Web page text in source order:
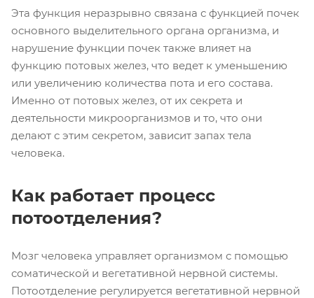
Эта функция неразрывно связана с функцией почек
основного выделительного органа организма, и
нарушение функции почек также влияет на
функцию потовых желез, что ведет к уменьшению
или увеличению количества пота и его состава.
Именно от потовых желез, от их секрета и
деятельности микроорганизмов и то, что они
делают с этим секретом, зависит запах тела
человека.
Как работает процесс
потоотделения?
Мозг человека управляет организмом с помощью
соматической и вегетативной нервной системы.
Потоотделение регулируется вегетативной нервной